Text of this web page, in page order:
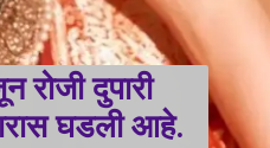
रोजी दुपारी
घडली आहे.